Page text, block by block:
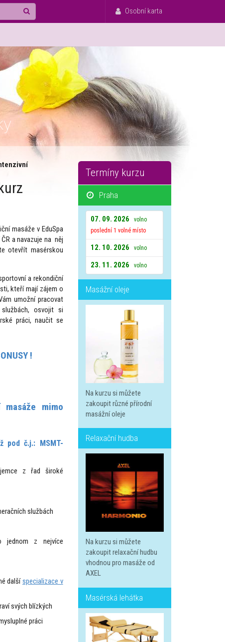
Osobní karta
masáže v EduSpa
a navazuje na něj
otevřít masérskou
a rekondiční
kteří mají zájem o
umožní pracovat
osvojit si
práci, naučit se
!
mimo
pod č.j.: MSMT-
z řad široké
službách
jednom z nejvíce
další specializace v
svých blízkých
práci
Termíny kurzu
Praha
07. 09. 2026
volno
poslední 1 volné místo
12. 10. 2026 volno
23. 11. 2026 volno
Masážní oleje
Na kurzu si můžete
zakoupit různé přírodní
masážní oleje
Relaxační hudba
Na kurzu si můžete
zakoupit relaxační hudbu
vhodnou pro masáže od
AXEL
Masérská lehátka